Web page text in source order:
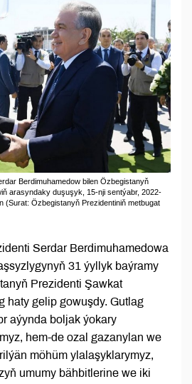
Berdimuhamedow bilen Özbegistanyň
arasyndaky duşuşyk, 15-nji sentýabr, 2022-
(Surat: Özbegistanyň Prezidentiniň metbugat
Serdar Berdimuhamedowa
31 ýyllyk baýramy
Prezidenti Şawkat
haty gelip gowuşdy. Gutlag
aýynda boljak ýokary
hem-de ozal gazanylan we
möhüm ylalaşyklarymyz,
umumy bähbitlerine we iki